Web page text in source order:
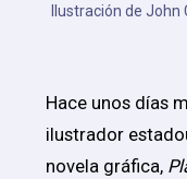
Ilustración de
Hace unos días
ilustrador
novela gráfica,